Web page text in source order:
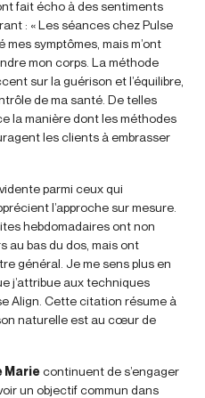
fait écho à des sentiments
: « Les séances chez Pulse
symptômes, mais m’ont
mon corps. La méthode
sur la guérison et l’équilibre,
de ma santé. De telles
la manière dont les méthodes
les clients à embrasser
parmi ceux qui
l’approche sur mesure.
hebdomadaires ont non
au bas du dos, mais ont
général. Je me sens plus en
j’attribue aux techniques
Align. Cette citation résume à
naturelle est au cœur de
Mariecontinuent de s’engager
un objectif commun dans